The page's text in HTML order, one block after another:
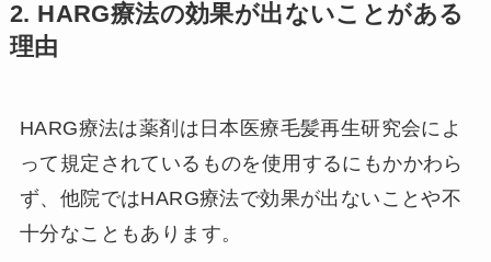
2. HARG療法の効果が出ないことがある
理由
HARG療法は薬剤は日本医療毛髪再生研究会によ
って規定されているものを使用するにもかかわら
ず、他院ではHARG療法で効果が出ないことや不
十分なこともあります。